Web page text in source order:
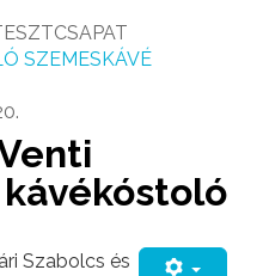
SZEMESKÁVÉ
Szabolcs és